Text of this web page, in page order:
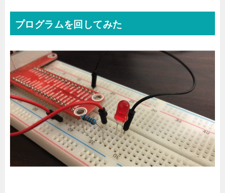
プログラムを回してみた